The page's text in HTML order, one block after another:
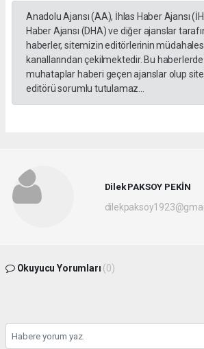
Anadolu Ajansı (AA), İhlas Haber Ajansı
Haber Ajansı (DHA) ve diğer ajanslar
haberler, sitemizin editörlerinin
kanallarından çekilmektedir. Bu
muhataplar haberi geçen ajanslar olup
editörü sorumlu tutulamaz...
Dilek PAKSOY PEKİN
Okuyucu Yorumları (0)